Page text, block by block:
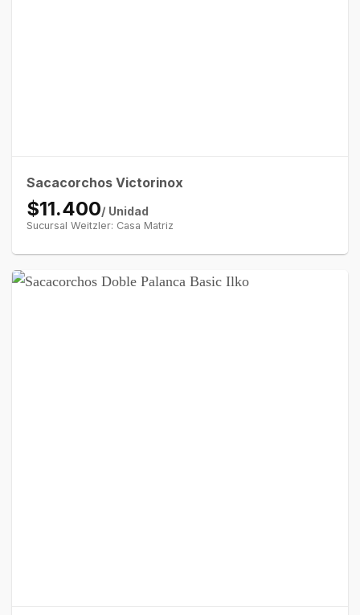
Sacacorchos Victorinox
$11.400/ Unidad
Sucursal Weitzler: Casa Matriz